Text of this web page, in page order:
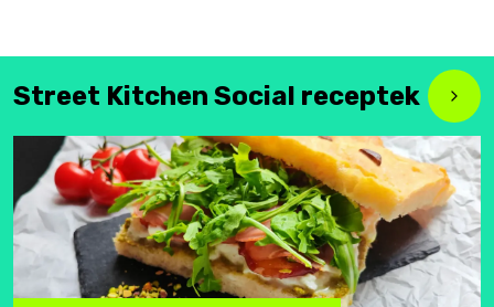
Street Kitchen Social receptek